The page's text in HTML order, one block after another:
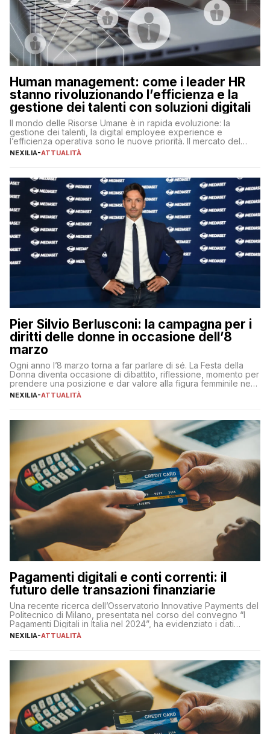
Human management: come i leader HR
stanno rivoluzionando l’efficienza e la
gestione dei talenti con soluzioni digitali
Il mondo delle Risorse Umane è in rapida evoluzione: la
gestione dei talenti, la digital employee experience e
l’efficienza operativa sono le nuove priorità. Il mercato del
lavoro, d’altra parte, è sempre più competitivo con una lotta
NEXILIA-ATTUALITÀ
Pier Silvio Berlusconi: la campagna per i
diritti delle donne in occasione dell’8
marzo
Ogni anno l’8 marzo torna a far parlare di sé. La Festa della
Donna diventa occasione di dibattito, riflessione, momento per
prendere una posizione e dar valore alla figura femminile nella
sua complessità e crucialità. A lanciare un messaggio “forte e
NEXILIA-ATTUALITÀ
Pagamenti digitali e conti correnti: il
futuro delle transazioni finanziarie
Una recente ricerca dell’Osservatorio Innovative Payments del
Politecnico di Milano, presentata nel corso del convegno “I
Pagamenti Digitali in Italia nel 2024”, ha evidenziato i dati
definitivi del primo semestre 2024 relativamente alle
NEXILIA-ATTUALITÀ